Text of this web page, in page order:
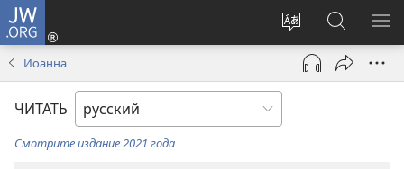
JW.ORG
Изменить
язык
сайта
Войти
(открывается
новом
окне)
Поиск
по
jw.org
Иоанна
ЧИТАТЬ
Смотрите издание 2021 года